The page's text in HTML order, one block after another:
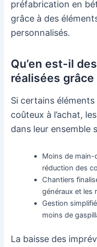
préfabrication en
grâce à des
personnalisés.
Qu’en est-il
réalisées
Si certains
coûteux à l’achat,
dans leur ensemble
Moins de main-
réduction des
Chantiers
généraux et les
Gestion
moins de
La baisse des